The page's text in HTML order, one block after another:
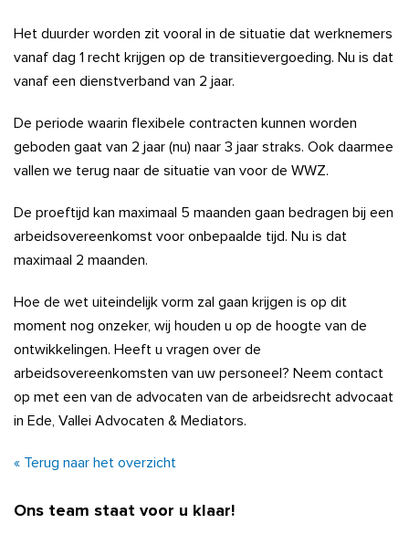
Het duurder worden zit vooral in de situatie dat werknemers
vanaf dag 1 recht krijgen op de transitievergoeding. Nu is dat
vanaf een dienstverband van 2 jaar.
De periode waarin flexibele contracten kunnen worden
geboden gaat van 2 jaar (nu) naar 3 jaar straks. Ook daarmee
vallen we terug naar de situatie van voor de WWZ.
De proeftijd kan maximaal 5 maanden gaan bedragen bij een
arbeidsovereenkomst voor onbepaalde tijd. Nu is dat
maximaal 2 maanden.
Hoe de wet uiteindelijk vorm zal gaan krijgen is op dit
moment nog onzeker, wij houden u op de hoogte van de
ontwikkelingen. Heeft u vragen over de
arbeidsovereenkomsten van uw personeel? Neem contact
op met een van de advocaten van de arbeidsrecht advocaat
in Ede, Vallei Advocaten & Mediators.
« Terug naar het overzicht
Ons team staat voor u klaar!